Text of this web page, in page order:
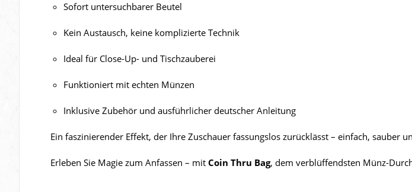
Sofort untersuchbarer Beutel
Kein Austausch, keine komplizierte Technik
Ideal für Close-Up- und Tischzauberei
Funktioniert mit echten Münzen
Inklusive Zubehör und ausführlicher deutscher Anleitung
Ein faszinierender Effekt, der Ihre Zuschauer fassungslos zurücklässt – einfach, sauber
Erleben Sie Magie zum Anfassen – mit Coin Thru Bag, dem verblüffendsten Münz-